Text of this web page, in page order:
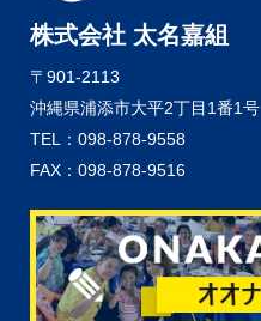
株式会社 太名嘉組
〒901-2113
沖縄県浦添市大平2丁目1番1号
TEL：098-878-9558
FAX：098-878-9516